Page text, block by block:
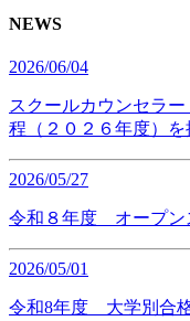
NEWS
2026/06/04
スクールカウンセラ
程（２０２６年度）を
2026/05/27
令和８年度 オープン
2026/05/01
令和8年度 大学別合